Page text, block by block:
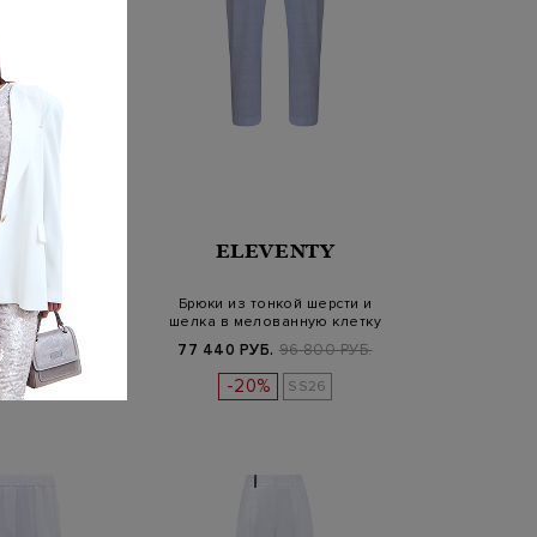
хлопка с
поясом
68 800 РУБ.
SS26
ELEVENTY
Брюки из тонкой шерсти и
шелка в мелованную клетку
77 440 РУБ. 96 800 РУБ.
-20% SS26